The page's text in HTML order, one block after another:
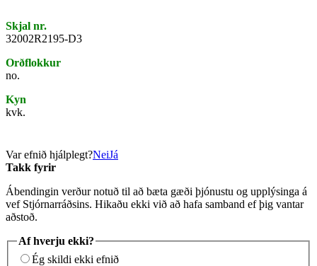
Skjal nr.
32002R2195-D3
Orðflokkur
no.
Kyn
kvk.
Var efnið hjálplegt?NeiJá
Takk fyrir
Ábendingin verður notuð til að bæta gæði þjónustu og upplýsinga á
vef Stjórnarráðsins. Hikaðu ekki við að hafa samband ef þig vantar
aðstoð.
Af hverju ekki?
Ég skildi ekki efnið